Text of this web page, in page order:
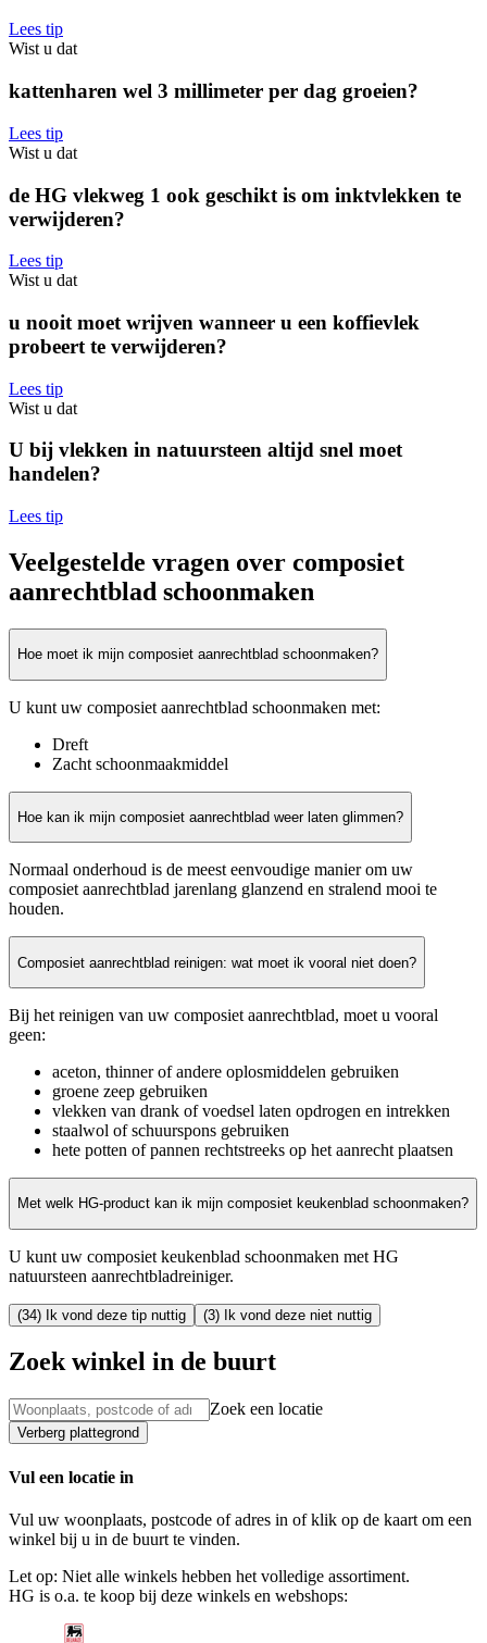
Lees tip
Wist u dat
kattenharen wel 3 millimeter per dag groeien?
Lees tip
Wist u dat
de HG vlekweg 1 ook geschikt is om inktvlekken te
verwijderen?
Lees tip
Wist u dat
u nooit moet wrijven wanneer u een koffievlek
probeert te verwijderen?
Lees tip
Wist u dat
U bij vlekken in natuursteen altijd snel moet
handelen?
Lees tip
Veelgestelde vragen over composiet
aanrechtblad schoonmaken
Hoe moet ik mijn composiet aanrechtblad schoonmaken?
U kunt uw composiet aanrechtblad schoonmaken met:
Dreft
Zacht schoonmaakmiddel
Hoe kan ik mijn composiet aanrechtblad weer laten glimmen?
Normaal onderhoud is de meest eenvoudige manier om uw
composiet aanrechtblad jarenlang glanzend en stralend mooi te
houden.
Composiet aanrechtblad reinigen: wat moet ik vooral niet doen?
Bij het reinigen van uw composiet aanrechtblad, moet u vooral
geen:
aceton, thinner of andere oplosmiddelen gebruiken
groene zeep gebruiken
vlekken van drank of voedsel laten opdrogen en intrekken
staalwol of schuurspons gebruiken
hete potten of pannen rechtstreeks op het aanrecht plaatsen
Met welk HG-product kan ik mijn composiet keukenblad schoonmaken?
U kunt uw composiet keukenblad schoonmaken met HG
natuursteen aanrechtbladreiniger.
(34) Ik vond deze tip nuttig (3) Ik vond deze niet nuttig
Zoek winkel in de buurt
Zoek een locatie
Verberg plattegrond
Vul een locatie in
Vul uw woonplaats, postcode of adres in of klik op de kaart om een
winkel bij u in de buurt te vinden.
Let op: Niet alle winkels hebben het volledige assortiment.
HG is o.a. te koop bij deze winkels en webshops: